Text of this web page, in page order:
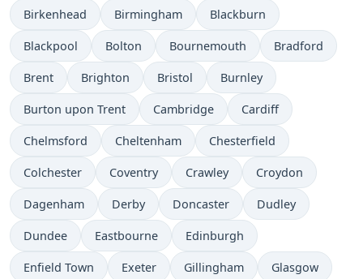
Birkenhead Birmingham Blackburn
Blackpool Bolton Bournemouth Bradford
Brent Brighton Bristol Burnley
Burton upon Trent Cambridge Cardiff
Chelmsford Cheltenham Chesterfield
Colchester Coventry Crawley Croydon
Dagenham Derby Doncaster Dudley
Dundee Eastbourne Edinburgh
Enfield Town Exeter Gillingham Glasgow